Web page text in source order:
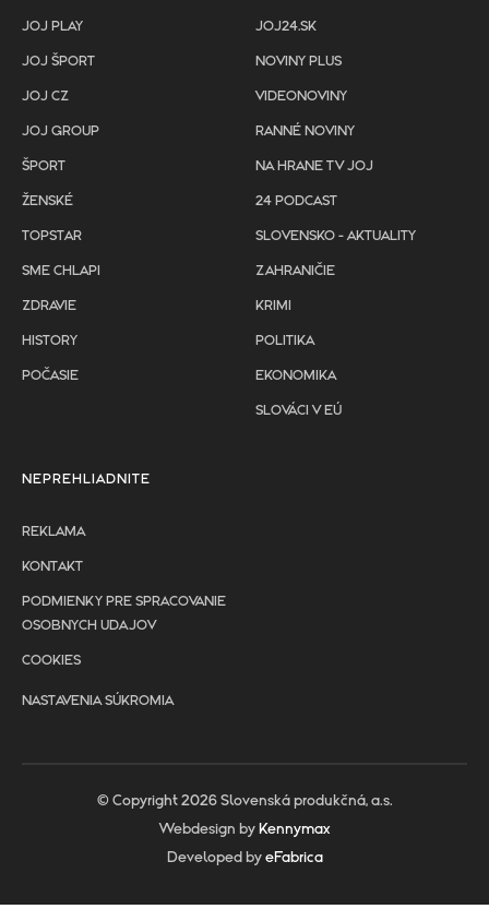
JOJ PLAY
JOJ ŠPORT
JOJ CZ
JOJ GROUP
ŠPORT
ŽENSKÉ
TOPSTAR
SME CHLAPI
ZDRAVIE
HISTORY
POČASIE
JOJ24.SK
NOVINY PLUS
VIDEONOVINY
RANNÉ NOVINY
NA HRANE TV JOJ
24 PODCAST
SLOVENSKO - AKTUALITY
ZAHRANIČIE
KRIMI
POLITIKA
EKONOMIKA
SLOVÁCI V EÚ
NEPREHLIADNITE
REKLAMA
KONTAKT
PODMIENKY PRE SPRACOVANIE
OSOBNYCH UDAJOV
COOKIES
NASTAVENIA SÚKROMIA
© Copyright 2026 Slovenská produkčná, a.s.
Webdesign by Kennymax
Developed by eFabrica